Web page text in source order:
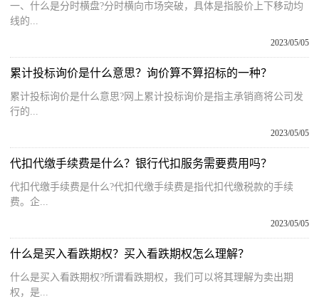
一、什么是分时横盘?分时横向市场突破，具体是指股价上下移动均
线的...
2023/05/05
累计投标询价是什么意思？询价算不算招标的一种？
累计投标询价是什么意思?网上累计投标询价是指主承销商将公司发
行的...
2023/05/05
代扣代缴手续费是什么？银行代扣服务需要费用吗？
代扣代缴手续费是什么?代扣代缴手续费是指代扣代缴税款的手续
费。企...
2023/05/05
什么是买入看跌期权？买入看跌期权怎么理解？
什么是买入看跌期权?所谓看跌期权，我们可以将其理解为卖出期
权，是...